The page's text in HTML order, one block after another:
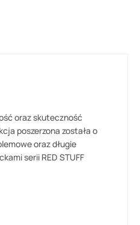
oraz skuteczność
poszerzona została o
oraz długie
serii RED STUFF